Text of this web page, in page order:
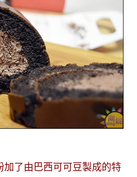
了由巴西可可豆製成的特